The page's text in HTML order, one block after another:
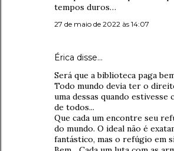
tempos duros…
27 de maio de 2022 às 14:07
Érica disse…
Será que a biblioteca paga
Todo mundo devia ter o
uma dessas quando estivesse
de todos...
Que cada um encontre seu
do mundo. O ideal não é
fantástico, mas o refúgio em